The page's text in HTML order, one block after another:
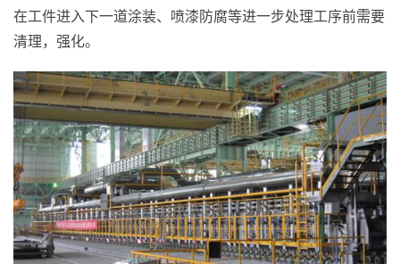
在工件进入下一道涂装、喷漆防腐等进一步处理工序前需要
清理，强化。